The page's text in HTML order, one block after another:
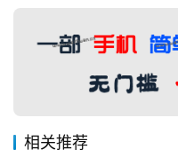
相关推荐